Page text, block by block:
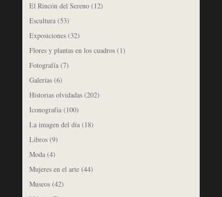
El Rincón del Sereno(12)
Escultura(53)
Exposiciones(32)
Flores y plantas en los cuadros(1)
Fotografía(7)
Galerías(6)
Historias olvidadas(202)
Iconografía(100)
La imagen del día(18)
Libros(9)
Moda(4)
Mujeres en el arte(44)
Museos(42)